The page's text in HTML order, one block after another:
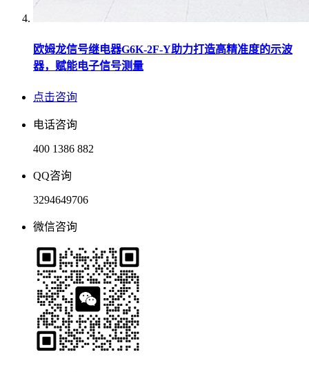
欧姆龙信号继电器G6K-2F-Y助力打造高精准度的示波
器，赋能电子信号测量
点击咨询
电话咨询
400 1386 882
QQ咨询
3294649706
微信咨询